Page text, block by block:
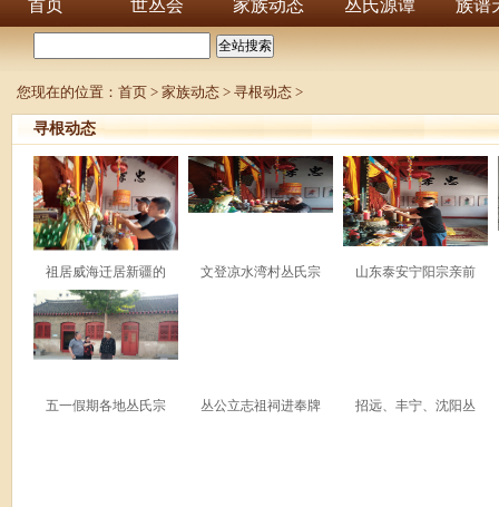
首页 世丛会 家族动态 丛氏源谭 族谱
您现在的位置： 首页 > 家族动态 > 寻根动态 >
寻根动态
祖居威海迁居新疆的 文登凉水湾村丛氏宗 山东泰安宁阳宗亲前
五一假期各地丛氏宗 丛公立志祖祠进奉牌 招远、丰宁、沈阳丛